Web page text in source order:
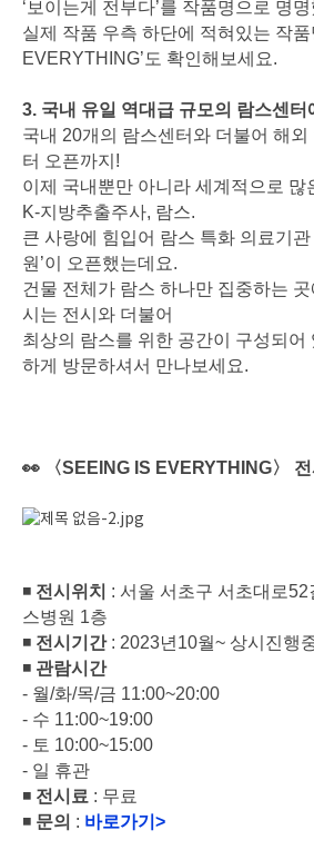
‘보이는게 전부다’를 작품명으로 명
실제 작품 우측 하단에 적혀있는 작품
EVERYTHING’도 확인해보세요.
3. 국내 유일 역대급 규모의 람스센터
국내 20개의 람스센터와 더불어 해외
터 오픈까지!
이제 국내뿐만 아니라 세계적으로 많
K-지방추출주사, 람스.
큰 사랑에 힘입어 람스 특화 의료기관
원’이 오픈했는데요.
건물 전체가 람스 하나만 집중하는
시는 전시와 더불어
최상의 람스를 위한 공간이 구성되어
하게 방문하셔서 만나보세요.
👀 〈SEEING IS EVERYTHING〉
◾ 전시위치 : 서울 서초구 서초대로
스병원 1층
◾ 전시기간: 2023년10월~ 상시진행
◾ 관람시간
- 월/화/목/금 11:00~20:00
- 수 11:00~19:00
- 토 10:00~15:00
- 일 휴관
◾ 전시료 : 무료
◾ 문의 : 바로가기>